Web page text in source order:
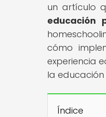
un artículo
educación
cómo
experiencia
la
Índice